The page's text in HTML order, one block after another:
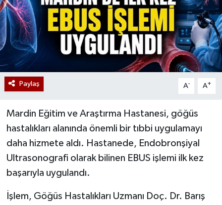
Paylaş A- A+
Mardin Eğitim ve Araştırma Hastanesi, göğüs
hastalıkları alanında önemli bir tıbbi uygulamayı
daha hizmete aldı. Hastanede, Endobronşiyal
Ultrasonografi olarak bilinen EBUS işlemi ilk kez
başarıyla uygulandı.
İşlem, Göğüs Hastalıkları Uzmanı Doç. Dr. Barış